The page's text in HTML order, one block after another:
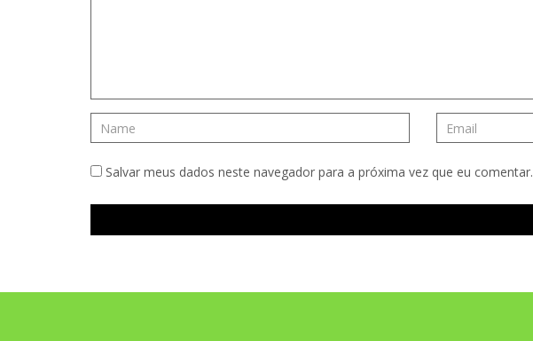
Salvar meus dados neste navegador para a próxima vez que eu comentar.